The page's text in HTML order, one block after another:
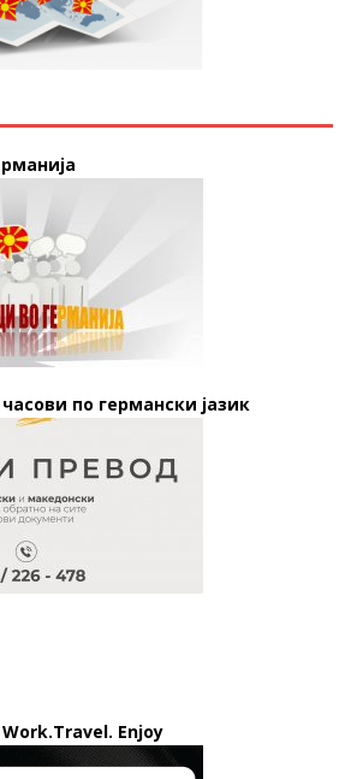
по германски јазик
Work.Travel. Enjoy